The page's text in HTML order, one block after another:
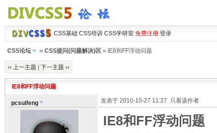
CSS基础 CSS培训 CSS学研室 免费注册 登录
CSS论坛 » CSS提问(问题解决)区» IE8和FF浮动问题
‹‹ 上一主题 下一主题 ››
IE8和FF浮动问题
pcsuifeng 发表于 2010-10-27 11:27 只看该作者
IE8和FF浮动问题